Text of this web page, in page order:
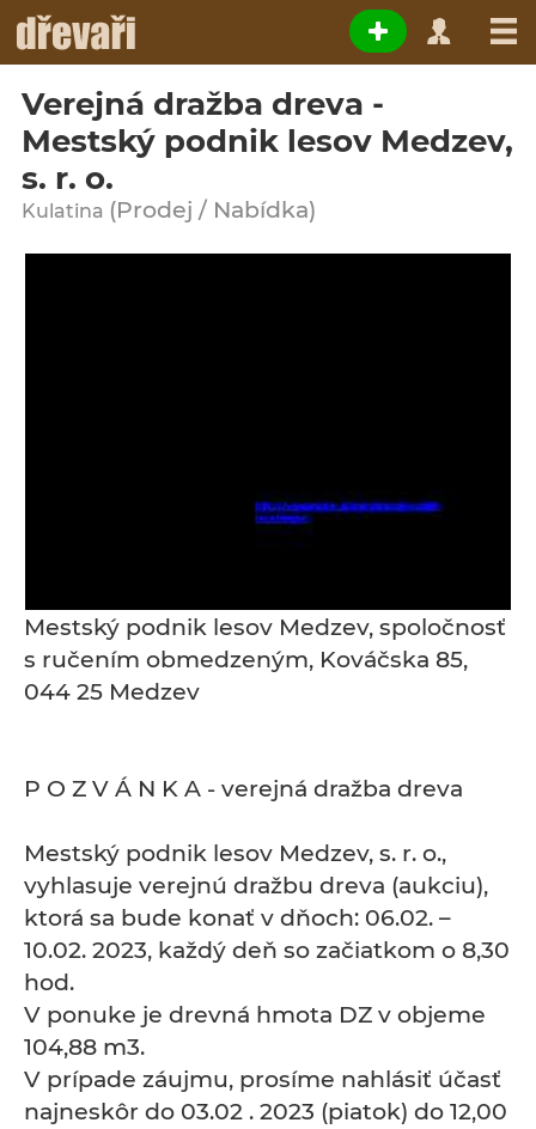
Verejná dražba dreva -
Mestský podnik lesov Medzev,
s. r. o.
Kulatina (Prodej / Nabídka)
Mestský podnik lesov Medzev, spoločnosť
s ručením obmedzeným, Kováčska 85,
044 25 Medzev
P O Z V Á N K A - verejná dražba dreva
Mestský podnik lesov Medzev, s. r. o.,
vyhlasuje verejnú dražbu dreva (aukciu),
ktorá sa bude konať v dňoch: 06.02. –
10.02. 2023, každý deň so začiatkom o 8,30
hod.
V ponuke je drevná hmota DZ v objeme
104,88 m3.
V prípade záujmu, prosíme nahlásiť účasť
najneskôr do 03.02 . 2023 (piatok) do 12,00